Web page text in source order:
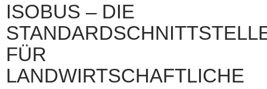
ISOBUS – DIE
FÜR
LANDWIRTSCHAFTLICHE